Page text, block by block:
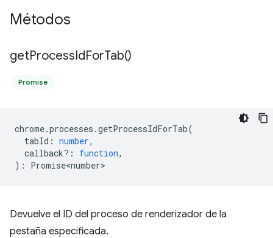
Métodos
getProcessIdForTab()
Promise
chrome.processes .getProcessIdForTab(
tabId : number,
callback? : function,
) : Promise<number>
Devuelve el ID del proceso de renderizador de la
pestaña especificada.